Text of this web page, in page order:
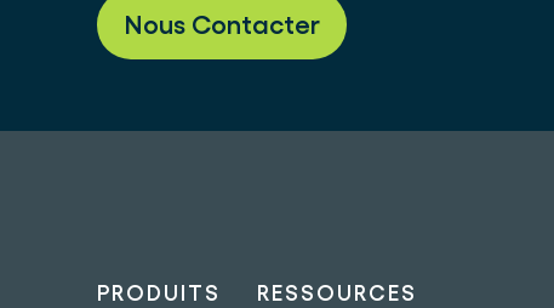
Nous Contacter
PRODUITS RESSOURCES